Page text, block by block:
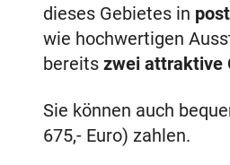
dieses Gebietes in
wie hochwertigen
bereits zwei attraktive
Sie können auch
675,- Euro) zahlen.